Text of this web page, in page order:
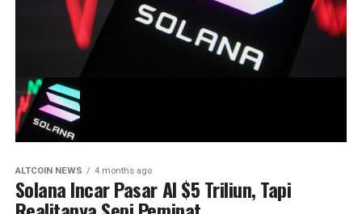
ALTCOIN NEWS 4 months ago
Solana Incar Pasar AI $5 Triliun, Tapi